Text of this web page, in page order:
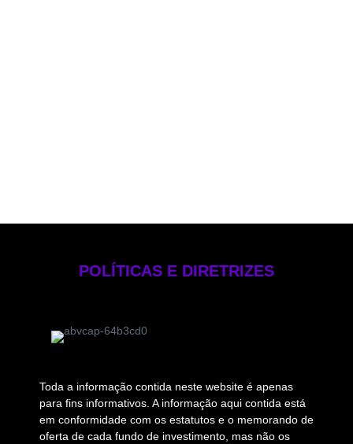
POLÍTICAS E DIRETRIZES
Toda a informação contida neste website é apenas
para fins informativos. A informação aqui contida está
em conformidade com os estatutos e o memorando de
oferta de cada fundo de investimento, mas não os